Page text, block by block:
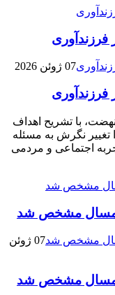
فرزندآوری
07 ژوئن 2026
فرزندآوری
با تشریح اهداف
نگرش به مسئله
اجتماعی و مردمی
امسال مشخص شد
07 ژوئن
امسال مشخص شد